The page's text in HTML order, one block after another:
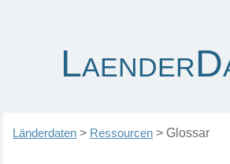
Länderdaten > Ressourcen >Glossar